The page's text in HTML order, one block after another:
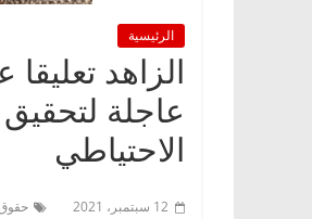
الرئيسية
عاجلة
الاحتياطي
12 سبتمبر، 2021